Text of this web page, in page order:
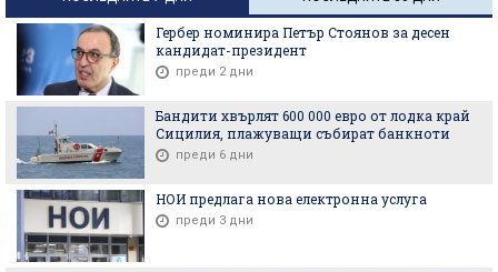
Гербер номинира Петър Стоянов за десен
кандидат-президент
преди 2 дни
Бандити хвърлят 600 000 евро от лодка край
Сицилия, плажуващи събират банкноти
преди 6 дни
НОИ предлага нова електронна услуга
преди 3 дни